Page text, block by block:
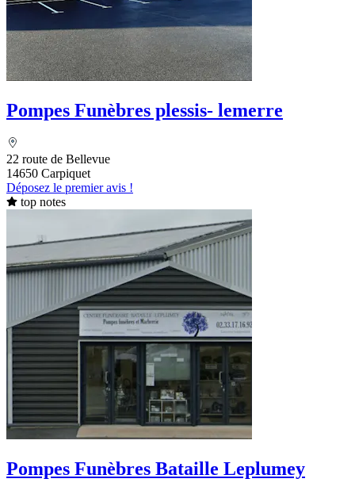
Pompes Funèbres plessis- lemerre
22 route de Bellevue
14650 Carpiquet
Déposez le premier avis !
top notes
Pompes Funèbres Bataille Leplumey